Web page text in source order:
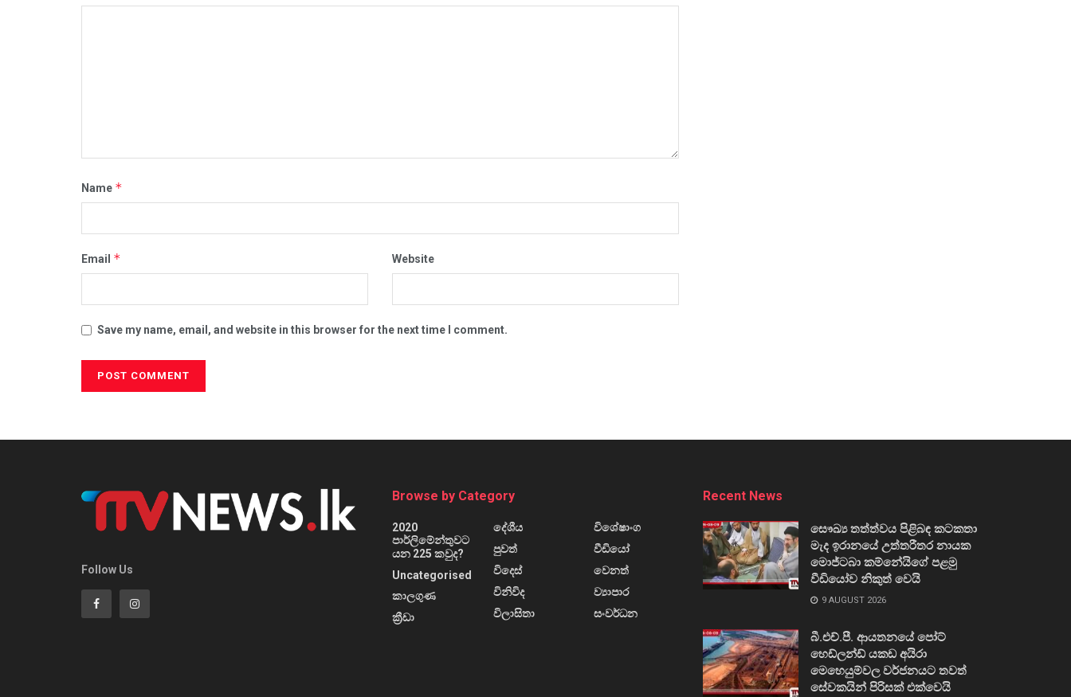
Name *
Email * Website
Save my name, email, and website in this browser for the next time I comment.
Follow Us
Browse by Category
2020
පාර්ලිමේන්තුවට
යන 225 කවුද?
Uncategorised
කාලගුණ
ක්‍රීඩා
දේශීය
පුවත්
විදෙස්
විනිවිද
විලාසිතා
විශේෂාංග
වීඩියෝ
වෙනත්
ව්‍යාපාර
සංවර්ධන
Recent News
සෞඛ්‍ය තත්ත්වය පිළිබඳ කටකතා
මැද ඉරානයේ උත්තරීතර නායක
මොජ්ටබා කම්නේයිගේ පළමු
වීඩියෝව නිකුත් වෙයි
9 AUGUST 2026
බී.එච්.පී. ආයතනයේ පෝට්
හෙඩ්ලන්ඩ් යකඩ අයිරා
මෙහෙයුම්වල වර්ජනයට තවත්
සේවකයින් පිරිසක් එක්වෙයි